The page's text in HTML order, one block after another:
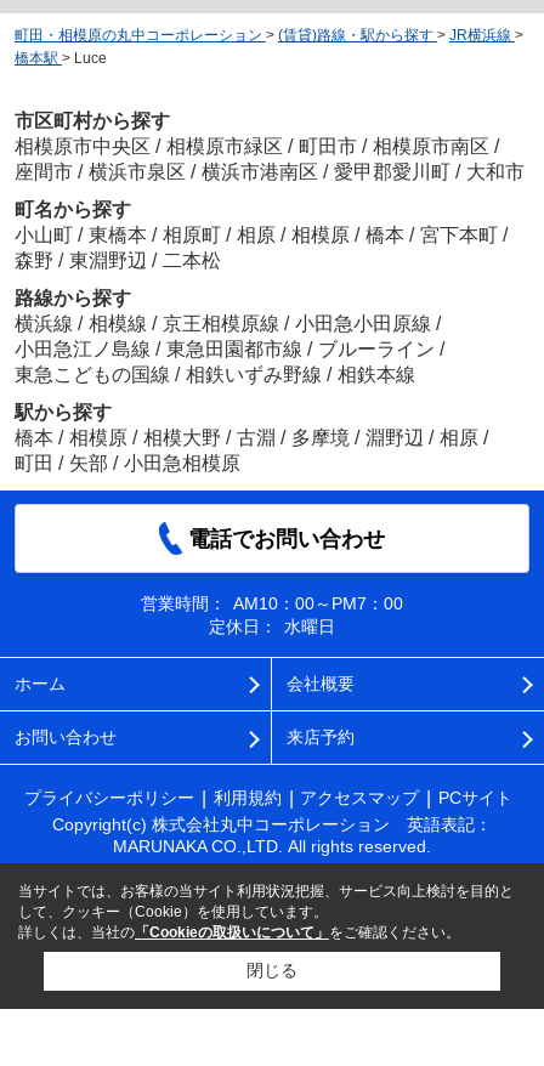
町田・相模原の丸中コーポレーション > (賃貸)路線・駅から探す > JR横浜線 >
橋本駅 > Luce
市区町村から探す
相模原市中央区 / 相模原市緑区 / 町田市 / 相模原市南区 /
座間市 / 横浜市泉区 / 横浜市港南区 / 愛甲郡愛川町 / 大和市
町名から探す
小山町 / 東橋本 / 相原町 / 相原 / 相模原 / 橋本 / 宮下本町 /
森野 / 東淵野辺 / 二本松
路線から探す
横浜線 / 相模線 / 京王相模原線 / 小田急小田原線 /
小田急江ノ島線 / 東急田園都市線 / ブルーライン /
東急こどもの国線 / 相鉄いずみ野線 / 相鉄本線
駅から探す
橋本 / 相模原 / 相模大野 / 古淵 / 多摩境 / 淵野辺 / 相原 /
町田 / 矢部 / 小田急相模原
電話でお問い合わせ
営業時間：
AM10：00～PM7：00
定休日：
水曜日
ホーム 会社概要
お問い合わせ 来店予約
プライバシーポリシー 利用規約 アクセスマップ
PCサイト
Copyright(c) 株式会社丸中コーポレーション 英語表記：
MARUNAKA CO.,LTD. All rights reserved.
当サイトでは、お客様の当サイト利用状況把握、サービス向上検討を目的と
して、クッキー（Cookie）を使用しています。
詳しくは、当社の 「Cookieの取扱いについて」 をご確認ください。
閉じる